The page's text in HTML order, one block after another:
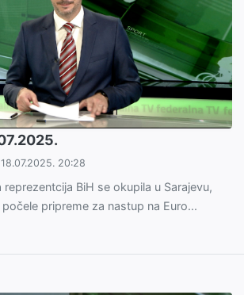
18.07.2025. 20:28
BiH se okupila u Sarajevu,
pripreme za nastup na Euro...